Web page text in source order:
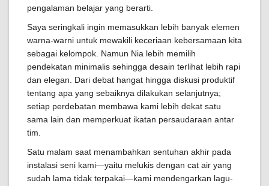
pengalaman belajar yang berarti.
Saya seringkali ingin memasukkan lebih banyak elemen
warna-warni untuk mewakili keceriaan kebersamaan kita
sebagai kelompok. Namun Nia lebih memilih
pendekatan minimalis sehingga desain terlihat lebih rapi
dan elegan. Dari debat hangat hingga diskusi produktif
tentang apa yang sebaiknya dilakukan selanjutnya;
setiap perdebatan membawa kami lebih dekat satu
sama lain dan memperkuat ikatan persaudaraan antar
tim.
Satu malam saat menambahkan sentuhan akhir pada
instalasi seni kami—yaitu melukis dengan cat air yang
sudah lama tidak terpakai—kami mendengarkan lagu-